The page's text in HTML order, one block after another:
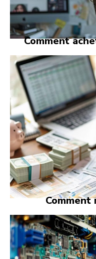
Comment
Comment